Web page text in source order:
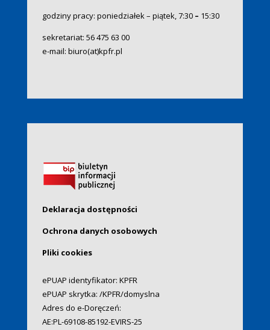
godziny pracy: poniedziałek – piątek, 7:30– 15:30
sekretariat: 56 475 63 00
e-mail: biuro(at)kpfr.pl
Deklaracja dostępności
Ochrona danych osobowych
Pliki cookies
ePUAP identyfikator: KPFR
ePUAP skrytka: /KPFR/domyslna
Adres do e-Doręczeń:
AE:PL-69108-85192-EVIRS-25